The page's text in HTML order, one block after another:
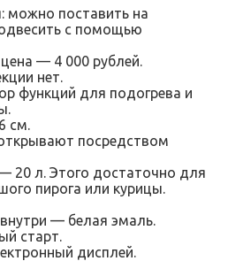
можно поставить на
с помощью
— 4 000 рублей.
нет.
функций для подогрева и
см.
посредством
20 л. Этого достаточно для
пирога или курицы.
— белая эмаль.
старт.
дисплей.